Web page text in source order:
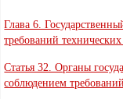
Глава 6.
требований
Статья 32. Органы
соблюдением